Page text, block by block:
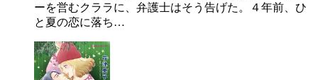
ーを営むクララに、弁護士はそう告げた。４年前、ひ
と夏の恋に落ち…